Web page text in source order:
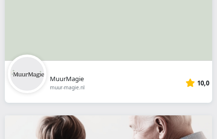
MuurMagie
muur-magie.nl 10,0